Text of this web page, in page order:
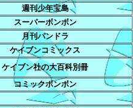
週刊少年宝島
スーパーボンボン
月刊パンドラ
ケイブンコミックス
ケイブン社の大百科別冊
コミックボンボン